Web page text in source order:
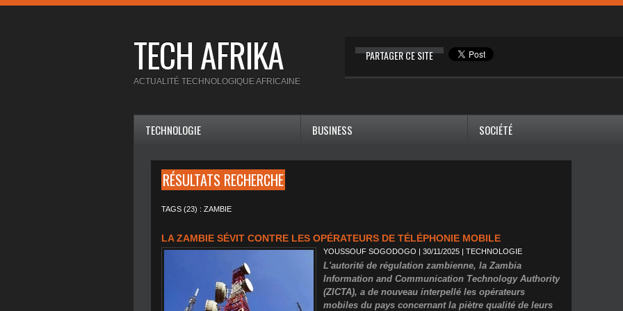
TECH AFRIKA PARTAGER CE SITE
ACTUALITÉ TECHNOLOGIQUE AFRICAINE
TECHNOLOGIE BUSINESS SOCIÉTÉ
RÉSULTATS RECHERCHE
TAGS (23) : ZAMBIE
LA ZAMBIE SÉVIT CONTRE LES OPÉRATEURS DE TÉLÉPHONIE MOBILE
YOUSSOUF SOGODOGO | 30/11/2025 | TECHNOLOGIE
L'autorité de régulation zambienne, la Zambia
Information and Communication Technology Authority
(ZICTA), a de nouveau interpellé les opérateurs
mobiles du pays concernant la piètre qualité de leurs